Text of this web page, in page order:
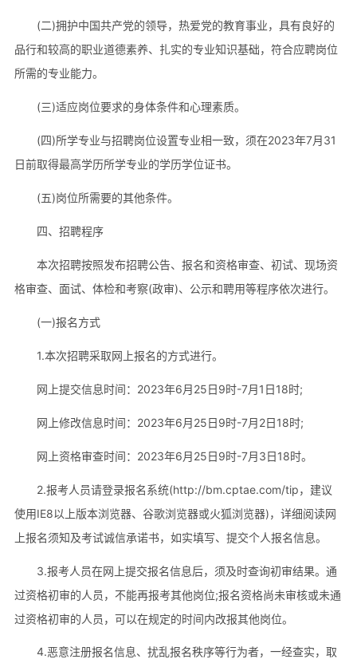
(二)拥护中国共产党的领导，热爱党的教育事业，具有良好的
品行和较高的职业道德素养、扎实的专业知识基础，符合应聘岗位
所需的专业能力。
(三)适应岗位要求的身体条件和心理素质。
(四)所学专业与招聘岗位设置专业相一致，须在2023年7月31
日前取得最高学历所学专业的学历学位证书。
(五)岗位所需要的其他条件。
四、招聘程序
本次招聘按照发布招聘公告、报名和资格审查、初试、现场资
格审查、面试、体检和考察(政审)、公示和聘用等程序依次进行。
(一)报名方式
1.本次招聘采取网上报名的方式进行。
网上提交信息时间：2023年6月25日9时-7月1日18时;
网上修改信息时间：2023年6月25日9时-7月2日18时;
网上资格审查时间：2023年6月25日9时-7月3日18时。
2.报考人员请登录报名系统(http://bm.cptae.com/tip，建议
使用IE8以上版本浏览器、谷歌浏览器或火狐浏览器)，详细阅读网
上报名须知及考试诚信承诺书，如实填写、提交个人报名信息。
3.报考人员在网上提交报名信息后，须及时查询初审结果。通
过资格初审的人员，不能再报考其他岗位;报名资格尚未审核或未通
过资格初审的人员，可以在规定的时间内改报其他岗位。
4.恶意注册报名信息、扰乱报名秩序等行为者，一经查实，取